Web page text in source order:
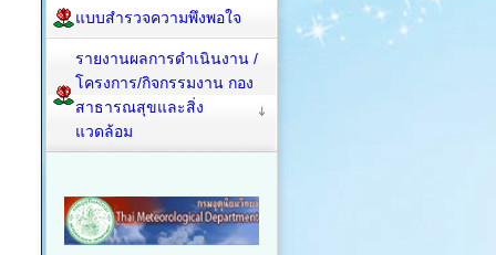
แบบสำรวจความพึงพอใจ
รายงานผลการดำเนินงาน /
โครงการ/กิจกรรมงาน กอง
สาธารณสุขและสิ่ง
แวดล้อม